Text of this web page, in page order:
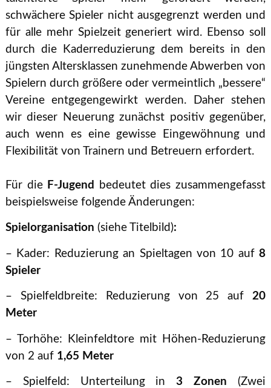
schwächere Spieler nicht ausgegrenzt werden und
für alle mehr Spielzeit generiert wird. Ebenso soll
durch die Kaderreduzierung dem bereits in den
jüngsten Altersklassen zunehmende Abwerben von
Spielern durch größere oder vermeintlich „bessere“
Vereine entgegengewirkt werden. Daher stehen
wir dieser Neuerung zunächst positiv gegenüber,
auch wenn es eine gewisse Eingewöhnung und
Flexibilität von Trainern und Betreuern erfordert.
Für die F-Jugend
bedeutet dies zusammengefasst
beispielsweise folgende Änderungen:
Spielorganisation (siehe Titelbild):
– Kader: Reduzierung an Spieltagen von 10 auf8
Spieler
– Spielfeldbreite: Reduzierung von 25 auf20
Meter
– Torhöhe: Kleinfeldtore mit Höhen-Reduzierung
von 2 auf 1,65 Meter
– Spielfeld: Unterteilung in3 Zonen (Zwei